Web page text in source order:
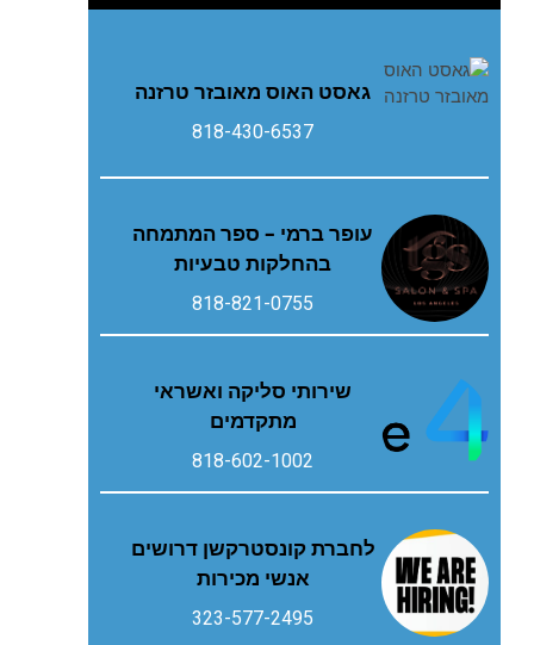
גאסט‭ ‬האוס‭ ‬מאובזר‭ ‬טרזנה
818-430-6537
עופר ברמי – ספר המתמחה
בהחלקות טבעיות
818-821-0755
שירותי סליקה ואשראי
מתקדמים
818-602-1002
לחברת קונסטרקשן דרושים
אנשי מכירות
323-577-2495